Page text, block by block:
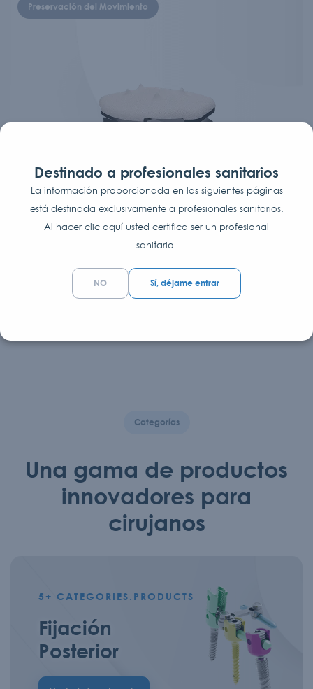
Preservación del Movimiento
Prótesis cervical CP-ESP
Prótesis discal viscoelástica
Categorías
Una gama de productos
innovadores para
cirujanos
5+ CATEGORIES.PRODUCTS
Fijación
Posterior
Destinado a profesionales sanitarios
La información proporcionada en las siguientes páginas
está destinada exclusivamente a profesionales sanitarios.
Al hacer clic aquí usted certifica ser un profesional
sanitario.
NO Sí, déjame entrar